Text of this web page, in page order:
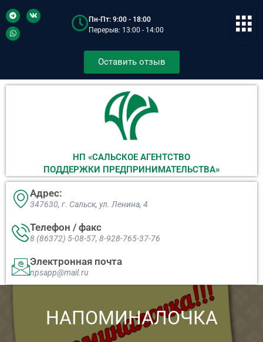
Пн-Пт: 9:00 - 18:00
Перерыв: 13:00 - 14:00
Оставить отзыв
НП «САЛЬСКОЕ АГЕНТСТВО
ПОДДЕРЖКИ ПРЕДПРИНИМАТЕЛЬСТВА»
Адрес:
347630, г. Сальск, ул. Ленина, 4​
Телефон / факс
8 (86372) 5-08-57, 8-928-765-37-76
Электронная почта
npsapp@mail.ru
НАПОМИНАЛОЧКА